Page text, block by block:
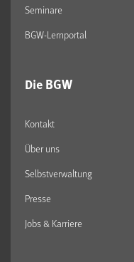
Seminare
BGW-Lernportal
Die BGW
Kontakt
Über uns
Selbstverwaltung
Presse
Jobs & Karriere